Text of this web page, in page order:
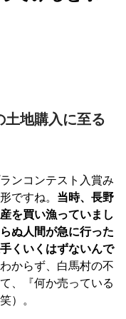
土地購入に至る
ンコンテスト入賞み
ですね。 当時、長野
を買い漁っていまし
ぬ人間が急に行った
くいくはずないんで
からず、白馬村の不
、『何か売っている
）。